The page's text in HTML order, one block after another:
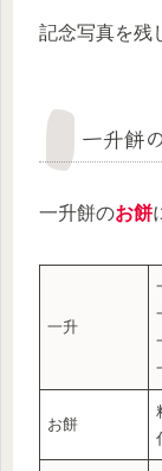
記念写真を残
一升餅
一升餅のお餅
一升
お餅